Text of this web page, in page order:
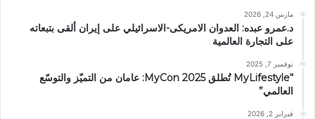
مارس 24, 2026
د.عمرو عبده: العدوان الامريكى-الاسرائيلي على إيران ألقى بتبعاته
على التجارة العالمية
نوفمبر 7, 2025
“MyLifestyle تُطلق MyCon 2025: عامان من التميّز والتوسّع
العالمي”
فبراير 2, 2026